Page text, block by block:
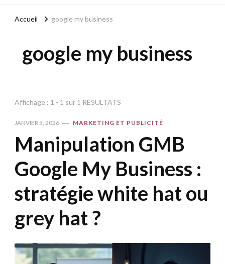
Accueil google my business
google my business
Affichage : 1 - 1 sur 1 RÉSULTATS
JANVIER 5, 2026 MARKETING ET PUBLICITÉ
Manipulation GMB
Google My Business :
stratégie white hat ou
grey hat ?